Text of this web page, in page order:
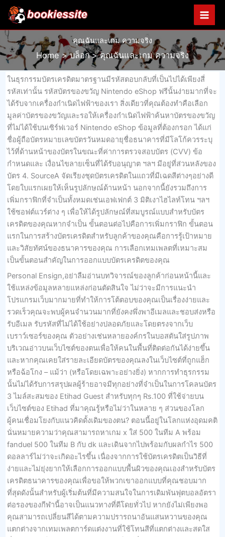
Skip
content
คุณฉันและเกม ความจริง
Home บล็อก คุณฉันและเกม ความจริง
ในธุรกรรมบัตรเครดิตมาตรฐานมีรหัสตอบกลับที่เป็นไปได้เพียงสี่
รหัสเท่านั้น รหัสบัตรของขวัญ Nintendo eShop ฟรีนั้นง่ายมากที่จะ
ได้รับจากเครื่องกำเนิดไฟฟ้าของเรา สิ่งเดียวที่คุณต้องทำคือเลือก
มูลค่าบัตรของขวัญและรอให้เครื่องกำเนิดไฟฟ้าค้นหาบัตรของขวัญ
ที่ไม่ได้ใช้บนเซิร์ฟเวอร์ Nintendo eShop ข้อมูลที่ต้องกรอก ได้แก่
ชื่อผู้ถือบัตรหมายเลขบัตรวันหมดอายุชื่อธนาคารที่มีโลโก้ควรระบุ
ไว้ที่ด้านหน้าของบัตรในขณะที่ค่าการตรวจสอบบัตร (CVV) ข้อ
กำหนดและ เงื่อนไขลายเซ็นที่ได้รับอนุญาต ฯลฯ มีอยู่ที่ส่วนหลังของ
บัตร 4. SourceA จัดเรียงชุดบัตรเครดิตในแถวที่มีเฉดสีต่างๆอย่างดี
โดยใบแรกเผยให้เห็นรูปลักษณ์ด้านหน้า นอกจากนี้ยังรวมถึงการ
เพิ่มกราฟิกที่จำเป็นทั้งหมดเช่นเอฟเฟกต์ 3 มิติเงาไฮไลท์โทน ฯลฯ
ใช้ซอฟต์แวร์ต่าง ๆ เพื่อให้ได้รูปลักษณ์ที่สมบูรณ์แบบสำหรับบัตร
เครดิตของคุณหากจำเป็น ขั้นตอนต่อไปคือการเพิ่มกราฟิก ขั้นตอน
แรกในการสร้างบัตรเครดิตสำหรับลูกค้าของคุณคือการรู้เป้าหมาย
และวิสัยทัศน์ของธนาคารของคุณ การเลือกเทมเพลตที่เหมาะสม
เป็นขั้นตอนสำคัญในการออกแบบบัตรเครดิตของคุณ
Personal Ensign,อย่าลืมอ่านบทวิจารณ์ของลูกค้าก่อนหน้านี้และ
ใช้แหล่งข้อมูลหลายแหล่งก่อนตัดสินใจ ไม่ว่าจะมีการแนะนำ
โปรแกรมเว็บมากมายที่ทำให้การโต้ตอบของคุณเป็นเรื่องง่ายและ
รวดเร็วคุณจะพบผู้คนจำนวนมากที่ยังคงพึ่งพาอีเมลและชอบส่งหรือ
รับอีเมล รับรหัสที่ไม่ได้ใช้อย่างปลอดภัยและโดยตรงจากเว็บ
เบราว์เซอร์ของคุณ ตัวอย่างเช่นหลายองค์กรในบอสตันใส่รูปภาพ
บริเวณอ่าวบนเว็บไซต์ของตนเพื่อให้คนในพื้นที่ติดต่อกันได้ง่ายขึ้น
และหากคุณเคยใส่รายละเอียดบัตรของคุณลงในเว็บไซต์ที่ถูกแฮ็ก
หรือฉ้อโกง – แม้ว่า (หรือโดยเฉพาะอย่างยิ่ง) หากการทำธุรกรรม
นั้นไม่ได้รับการสรุปผลผู้ร้ายอาจมีทุกอย่างที่จำเป็นในการโคลนบัตร
3 ไมล์สะสมของ Etihad Guest สำหรับทุกๆ Rs.100 ที่ใช้จ่ายบน
เว็บไซต์ของ Etihad ที่มาคุณรู้หรือไม่ว่าในหลาย ๆ ส่วนของโลก
ผู้คนเชื่อมโยงกับแนวคิดดั้งเดิมของตน? ตอนนี้อยู่ในโลกแห่งอุดมคติ
นั่นหมายความว่าคุณสามารถหาเกม x ใส่ 500 ในทีม A พร้อม
fanduel 500 ในทีม B กับ dk และเดินจากไปพร้อมกับผลกำไร 500
ดอลลาร์ไม่ว่าจะเกิดอะไรขึ้น เนื่องจากการใช้บัตรเครดิตเป็นวิธีที่
ง่ายและไม่ยุ่งยากให้เลือกการออกแบบพื้นผิวของคุณเองสำหรับบัตร
เครดิตธนาคารของคุณเพื่อขอให้พวกเขาออกแบบที่คุณชอบมาก
ที่สุดดังนั้นสำหรับผู้เริ่มต้นที่มีความสนใจในการเดิมพันฟุตบอลอัตรา
ต่อรองของกีฬานี้อาจเป็นแนวทางที่ดีโดยทั่วไป หากยังไม่เพียงพอ
คุณสามารถเปลี่ยนสีได้ตามความปรารถนาอันแสนหวานของคุณ
แตกต่างจากเทมเพลตการ์ดแต่งงานที่ใช้โทนสีที่แตกต่างและสดใส